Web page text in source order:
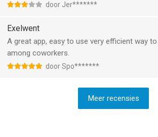
door Jer*******
Exelwent
A great app, easy to use very efficient way
among coworkers.
door Spo*******
Meer recensies